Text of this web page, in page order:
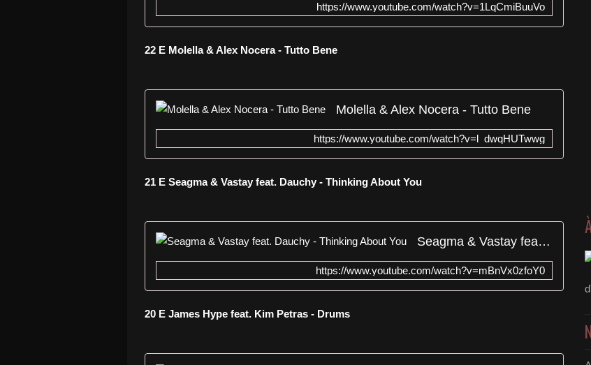
https://www.youtube.com/watch?v=1LqCmiBuuVo
22 E Molella & Alex Nocera - Tutto Bene
Molella & Alex Nocera - Tutto Bene
https://www.youtube.com/watch?v=l_dwqHUTwwg
21 E Seagma & Vastay feat. Dauchy - Thinking About You
Seagma & Vastay feat. Dauchy - Thinking About You
https://www.youtube.com/watch?v=mBnVx0zfoY0
20 E James Hype feat. Kim Petras - Drums